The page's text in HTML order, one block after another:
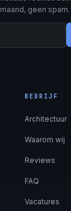
geen spam.
BEDRIJF
Architectuur
Waarom wij
Reviews
FAQ
Vacatures